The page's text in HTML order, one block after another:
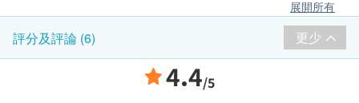
展開所有
評分及評論 (6) 更少
4.4/5